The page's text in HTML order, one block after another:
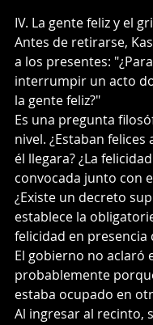
IV. La gente feliz y el
Antes de retirarse,
a los presentes:
interrumpir un acto
la gente feliz?"
Es una pregunta
nivel. ¿Estaban felices
él llegara? ¿La
convocada junto con
¿Existe un decreto
establece la
felicidad en presencia
El gobierno no aclaró
probablemente
estaba ocupado en
Al ingresar al recinto,